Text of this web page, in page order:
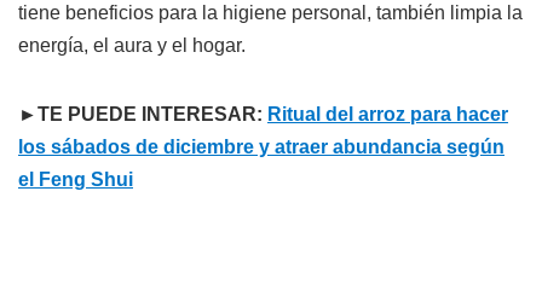
tiene beneficios para la higiene personal, también limpia la
energía, el aura y el hogar.
►TE PUEDE INTERESAR: Ritual del arroz para hacer
los sábados de diciembre y atraer abundancia según
el Feng Shui